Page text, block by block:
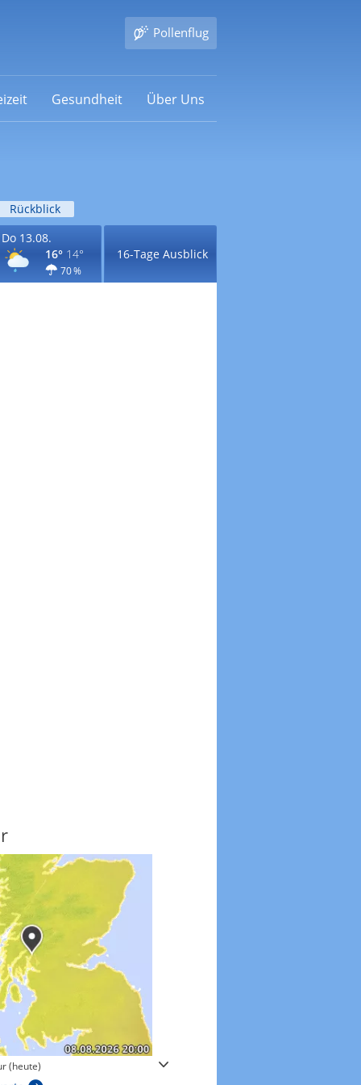
Pollenflug
Gesundheit Über Uns
Rückblick
Do 13.08.
16° 14°
70 %
16-Tage Ausblick
(heute) Windgeschwindigkeiten in 3h